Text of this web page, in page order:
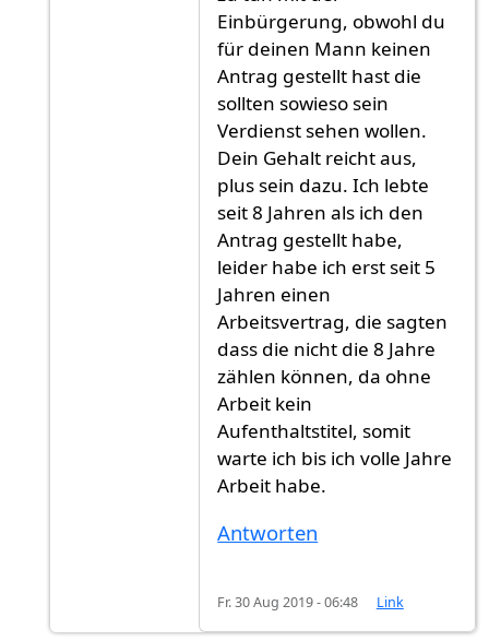
Einbürgerung, obwohl du
für deinen Mann keinen
Antrag gestellt hast die
sollten sowieso sein
Verdienst sehen wollen.
Dein Gehalt reicht aus,
plus sein dazu. Ich lebte
seit 8 Jahren als ich den
Antrag gestellt habe,
leider habe ich erst seit 5
Jahren einen
Arbeitsvertrag, die sagten
dass die nicht die 8 Jahre
zählen können, da ohne
Arbeit kein
Aufenthaltstitel, somit
warte ich bis ich volle Jahre
Arbeit habe.
Antworten
Fr. 30 Aug 2019 - 06:48 Link